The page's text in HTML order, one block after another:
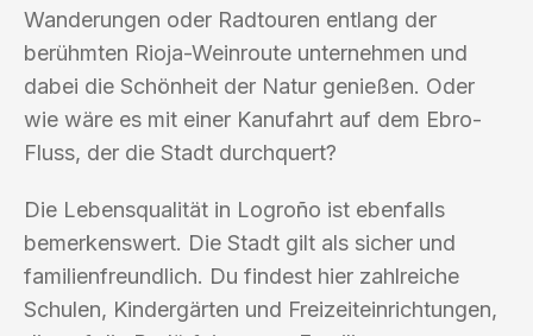
Wanderungen oder Radtouren entlang der
berühmten Rioja-Weinroute unternehmen und
dabei die Schönheit der Natur genießen. Oder
wie wäre es mit einer Kanufahrt auf dem Ebro-
Fluss, der die Stadt durchquert?
Die Lebensqualität in Logroño ist ebenfalls
bemerkenswert. Die Stadt gilt als sicher und
familienfreundlich. Du findest hier zahlreiche
Schulen, Kindergärten und Freizeiteinrichtungen,